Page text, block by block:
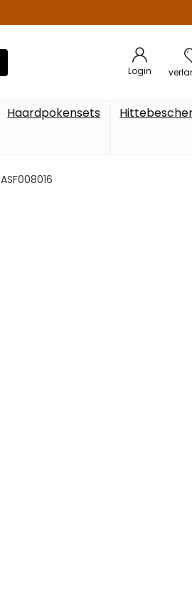
Login
Haardpokensets
‎ASF008016